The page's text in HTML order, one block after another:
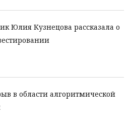
Юлия Кузнецова рассказала о
в области алгоритмической